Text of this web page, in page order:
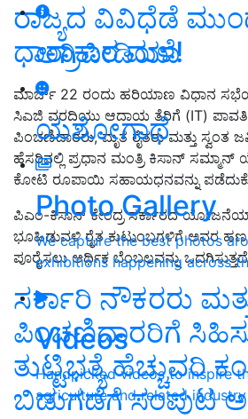
ಅಗ್ರಿಪೀಡಿಯಾ
ಯಶೋಗಾಥೆ
Photo Gallery
We capture the best photos
exhibitions happening across
Videos
Handpicked videos to inspire
agriculture and related industry
ರಾಜ್ಯದ ವಿವಿಧೆಡೆ
ಧಾರಾಕಾರ ಮಳೆ!
ಮಾರ್ಚ್ 22 ರಂದು ಹರಿಯಾಣ ವಿಧಾನ
ಸಿಎಜಿ ವರದಿಯು ಆದಾಯ ತೆರಿಗೆ (IT)
ಪಿಂಚಣಿದಾರರು, ಮೃತ ರೈತರು ಮತ್ತು ಸ್ವಂತ
ಹೆಸರಿನಲ್ಲಿ ಪ್ರಧಾನ ಮಂತ್ರಿ ಕಿಸಾನ್‌
ಕೋಟಿ ರೂಪಾಯಿ ಸಹಾಯಧನವನ್ನು
ಪಿಎಂ-ಕಿಸಾನ್ ಕೇಂದ್ರ ಸರ್ಕಾರದ
ಭೂಹಿಡುವಳಿ ರೈತ ಕುಟುಂಬಗಳಿಗೆ ಅವರ
ಪೂರೈಸಲು ಆರ್ಥಿಕ ಬೆಂಬಲವನ್ನು
ಸರ್ಕಾರಿ ನೌಕರರು
ಪಿಂಚಣಿದಾರರಿಗೆ
ತುಟ್ಟಿಭತ್ಯೆ ಹೆಚ್ಚುವರಿ
ಬಿಡುಗಡೆಗೆ ಸಂಪುಟ